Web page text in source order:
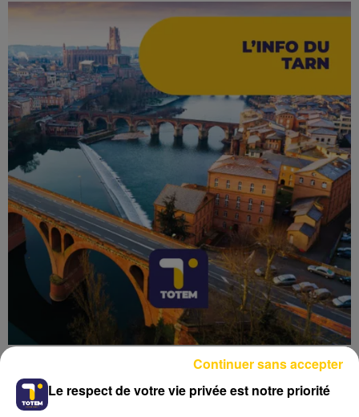
Le respect de votre vie privée est notre priorité
Continuer sans accepter